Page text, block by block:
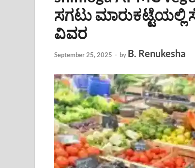
ಸಗಟು
ವಿವರ
September 25, 2025 - by B. Renukesha